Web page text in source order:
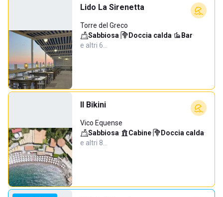
Lido La Sirenetta
Torre del Greco
Sabbiosa· Doccia calda· Bar·
e altri 6…
Il Bikini
Vico Equense
Sabbiosa· Cabine· Doccia calda·
e altri 8…